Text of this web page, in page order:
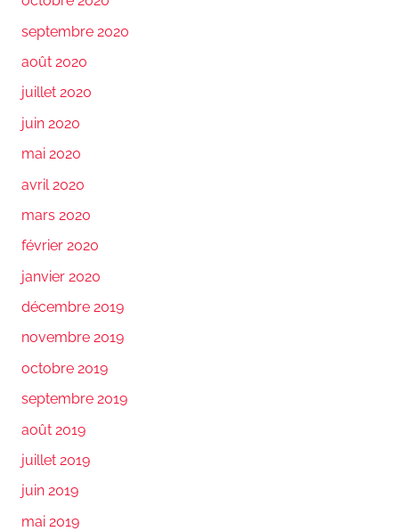
septembre 2020
août 2020
juillet 2020
juin 2020
mai 2020
avril 2020
mars 2020
février 2020
janvier 2020
décembre 2019
novembre 2019
octobre 2019
septembre 2019
août 2019
juillet 2019
juin 2019
mai 2019